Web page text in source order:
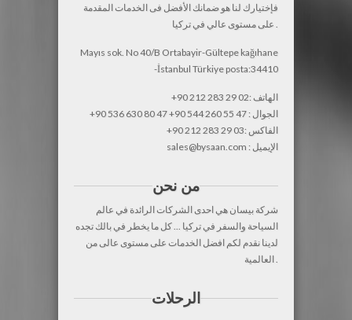
فإختيارك لنا هو ضمانك الأفضل فى الخدمات المقدمة
Mayıs sok. No 40/B Ortabayir-Gültepe kağıhane
-İstanbul Türkiye posta:34410
+90 212 283 29 02: الهاتف
+90 536 630 80 47 +90 544 260 55 47 : الجوال
+90 212 283 29 03: الفاكس
sales@bysaan.com : الإيميل
من نحن
شركة بيسان هي احدى الشركات الرائدة في عالم
السياحة والسفر في تركيا ... كل ما يخطر في بالك تجده
لدينا نقدم لكم افضل الخدمات على مستوى عالى من
الرحلات